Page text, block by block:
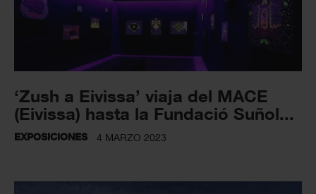
‘Zush a Eivissa’ viaja del MACE
(Eivissa) hasta la Fundació Suñol...
EXPOSICIONES 4 MARZO 2023